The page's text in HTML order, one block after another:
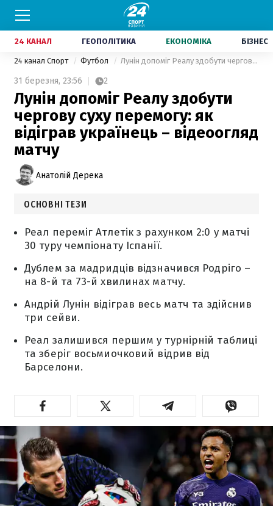
24 КАНАЛ ГЕОПОЛІТИКА ЕКОНОМІКА БІЗНЕС
24 канал Спорт Футбол Лунін допоміг Реалу здобути чергову суху перемогу: як відіграв українець – відеоогляд матчу
31 березня, 23:56 2
Лунін допоміг Реалу здобути
чергову суху перемогу: як
відіграв українець – відеоогляд
матчу
Анатолій Дерека
ОСНОВНІ ТЕЗИ
Реал переміг Атлетік з рахунком 2:0 у матчі
30 туру чемпіонату Іспанії.
Дублем за мадридців відзначився Родріго –
на 8-й та 73-й хвилинах матчу.
Андрій Лунін відіграв весь матч та здійснив
три сейви.
Реал залишився першим у турнірній таблиці
та зберіг восьмиочковий відрив від
Барселони.